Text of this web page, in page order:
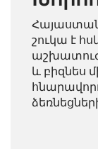
շուկա է
և բիզնես